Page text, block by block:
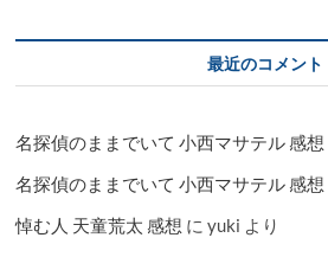
最近のコメント
名探偵のままでいて 小西マサテル 感想
名探偵のままでいて 小西マサテル 感想
悼む人 天童荒太 感想 にyuki より